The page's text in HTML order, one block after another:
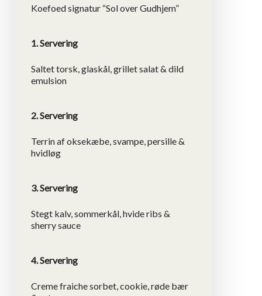
Koefoed signatur “Sol over Gudhjem”
1. Servering
Saltet torsk, glaskål, grillet salat & dild
emulsion
2. Servering
Terrin af oksekæbe, svampe, persille &
hvidløg
3. Servering
Stegt kalv, sommerkål, hvide ribs &
sherry sauce
4. Servering
Creme fraiche sorbet, cookie, røde bær